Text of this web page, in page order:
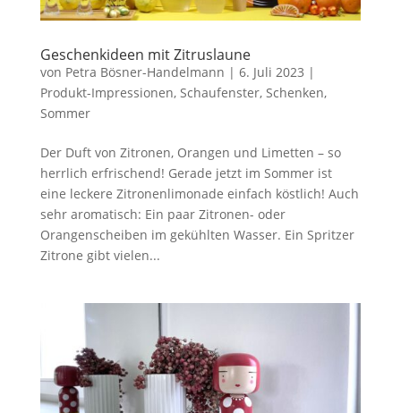
Geschenkideen mit Zitruslaune
von Petra Bösner-Handelmann | 6. Juli 2023 |
Produkt-Impressionen, Schaufenster, Schenken,
Sommer
Der Duft von Zitronen, Orangen und Limetten – so
herrlich erfrischend! Gerade jetzt im Sommer ist
eine leckere Zitronenlimonade einfach köstlich! Auch
sehr aromatisch: Ein paar Zitronen- oder
Orangenscheiben im gekühlten Wasser. Ein Spritzer
Zitrone gibt vielen...